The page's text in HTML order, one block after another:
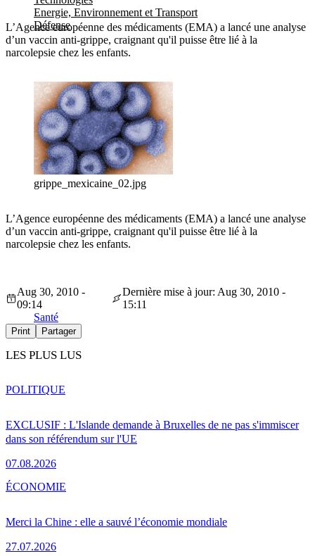
Energie, Environnement et Transport
Défense
L’Agence européenne des médicaments (EMA) a lancé une analyse
d’un vaccin anti-grippe, craignant qu'il puisse être lié à la
narcolepsie chez les enfants.
grippe_mexicaine_02.jpg
L’Agence européenne des médicaments (EMA) a lancé une analyse
d’un vaccin anti-grippe, craignant qu'il puisse être lié à la
narcolepsie chez les enfants.
Aug 30, 2010 -
09:14
Dernière mise à jour: Aug 30, 2010 -
15:11
Santé
Print Partager
LES PLUS LUS
EXCLUSIF : L'Islande demande à Bruxelles de ne pas s'immiscer
dans son référendum sur l'UE
07.08.2026
POLITIQUE
Merci la Chine : elle a sauvé l’économie mondiale
27.07.2026
ÉCONOMIE